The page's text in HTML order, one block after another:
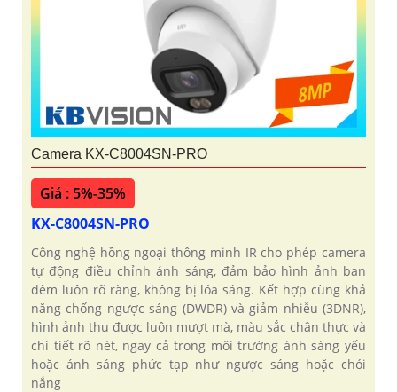
Camera KX-C8004SN-PRO
Giá : 5%-35%
KX-C8004SN-PRO
Công nghệ hồng ngoại thông minh IR cho phép camera
tự động điều chỉnh ánh sáng, đảm bảo hình ảnh ban
đêm luôn rõ ràng, không bị lóa sáng. Kết hợp cùng khả
năng chống ngược sáng (DWDR) và giảm nhiễu (3DNR),
hình ảnh thu được luôn mượt mà, màu sắc chân thực và
chi tiết rõ nét, ngay cả trong môi trường ánh sáng yếu
hoặc ánh sáng phức tạp như ngược sáng hoặc chói
nắng